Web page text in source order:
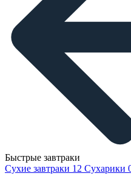
Быстрые завтраки
Сухие завтраки 12 Сухарики